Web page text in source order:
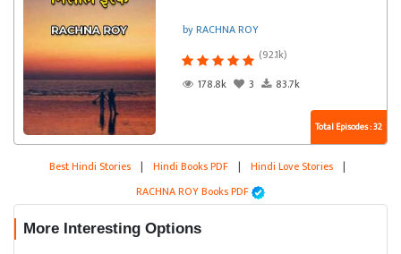
by RACHNA ROY
(92.1k)
178.8k
3 83.7k
Total Episodes : 32
Best Hindi Stories | Hindi Books PDF | Hindi Love Stories |
RACHNA ROY Books PDF
More Interesting Options